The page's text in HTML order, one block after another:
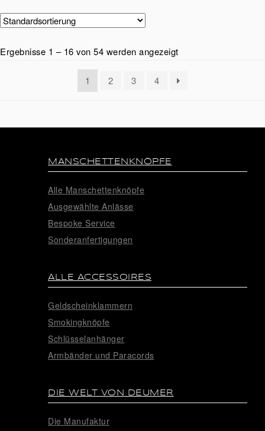
Ergebnisse 1 – 16 von 54 werden angezeigt
1 2 3 4
MANSCHETTENKNÖPFE
Alle Manschettenknöpfe
Ausgewählte Anlässe
Bespoke Service
Sonderanfertigungen
ALLE ACCESSOIRES
Geldscheinklammern
Smokingknöpfe
Schlüsselanhänger
Armbänder und Paracords
DIE WELT VON DEUMER
Die Manufaktur